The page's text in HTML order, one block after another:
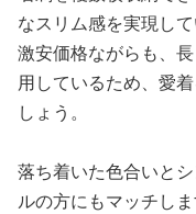
なスリム感を実現して
激安価格ながらも、
用しているため、愛
しょう。
落ち着いた色合いと
ルの方にもマッチしま